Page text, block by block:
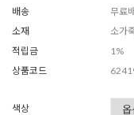
배송
무료
소재
소가
적립금
1%
상품코드
색상